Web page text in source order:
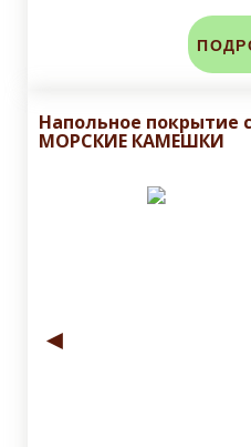
Напольное покрытие
МОРСКИЕ КАМЕШКИ
◄